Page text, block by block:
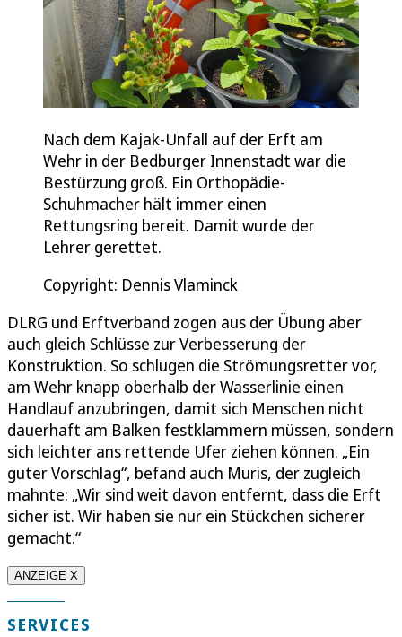
Nach dem Kajak-Unfall auf der Erft am
Wehr in der Bedburger Innenstadt war die
Bestürzung groß. Ein Orthopädie-
Schuhmacher hält immer einen
Rettungsring bereit. Damit wurde der
Lehrer gerettet.
Copyright: Dennis Vlaminck
DLRG und Erftverband zogen aus der Übung aber
auch gleich Schlüsse zur Verbesserung der
Konstruktion. So schlugen die Strömungsretter vor,
am Wehr knapp oberhalb der Wasserlinie einen
Handlauf anzubringen, damit sich Menschen nicht
dauerhaft am Balken festklammern müssen, sondern
sich leichter ans rettende Ufer ziehen können. „Ein
guter Vorschlag“, befand auch Muris, der zugleich
mahnte: „Wir sind weit davon entfernt, dass die Erft
sicher ist. Wir haben sie nur ein Stückchen sicherer
gemacht.“
ANZEIGE X
SERVICES